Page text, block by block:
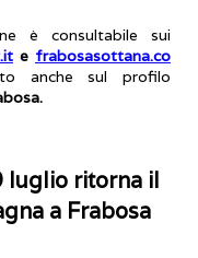
è consultabile sui
e frabosasottana.co
anche sul profilo
luglio ritorna il
a Frabosa